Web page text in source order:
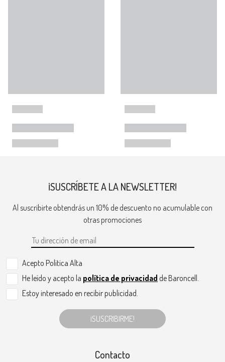
¡SUSCRÍBETE A LA NEWSLETTER!
Al suscribirte obtendrás un 10% de descuento no acumulable con
otras promociones
Acepto Politica Alta
He leído y acepto la política de privacidad de Baroncell.
Estoy interesado en recibir publicidad.
¡SUSCRIBIRME!
Contacto